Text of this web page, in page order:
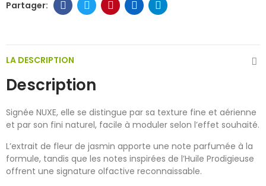
LA DESCRIPTION
Description
Signée NUXE, elle se distingue par sa texture fine et aérienne
et par son fini naturel, facile à moduler selon l’effet souhaité.
L’extrait de fleur de jasmin apporte une note parfumée à la
formule, tandis que les notes inspirées de l’Huile Prodigieuse
offrent une signature olfactive reconnaissable.